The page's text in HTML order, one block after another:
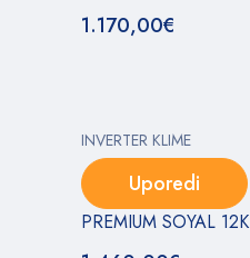
1.170,00€
INVERTER KLIME
Uporedi
PREMIUM SOYAL 12K